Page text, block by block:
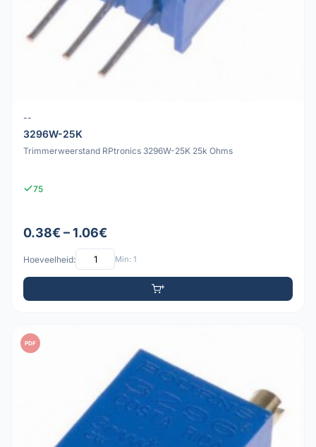
--
3296W-25K
Trimmerweerstand RPtronics 3296W-25K 25k Ohms
75
0.38€ – 1.06€
Hoeveelheid: Min: 1
PDF